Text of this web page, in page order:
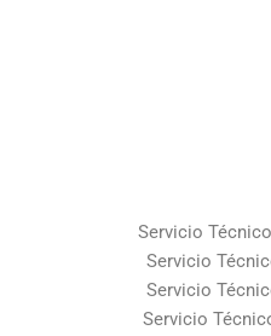
Servicio
Servicio
Servicio
Servicio